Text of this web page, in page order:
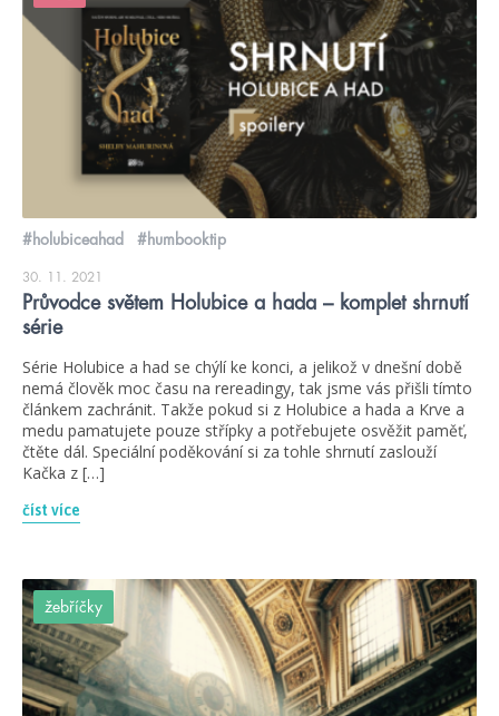
#holubiceahad #humbooktip
30. 11. 2021
Průvodce světem Holubice a hada – komplet shrnutí
série
Série Holubice a had se chýlí ke konci, a jelikož v dnešní době
nemá člověk moc času na rereadingy, tak jsme vás přišli tímto
článkem zachránit. Takže pokud si z Holubice a hada a Krve a
medu pamatujete pouze střípky a potřebujete osvěžit paměť,
čtěte dál. Speciální poděkování si za tohle shrnutí zaslouží
Kačka z […]
číst více
žebříčky